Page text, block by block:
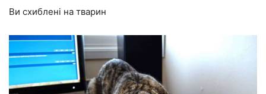
Ви схиблені на тварин